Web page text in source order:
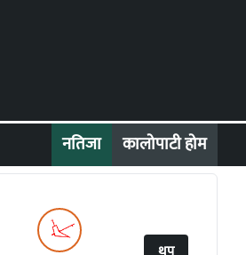
नतिजा कालोपाटी होम